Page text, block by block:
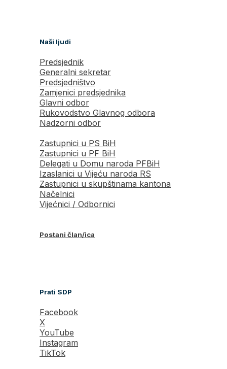
Naši ljudi
Predsjednik
Generalni sekretar
Predsjedništvo
Zamjenici predsjednika
Glavni odbor
Rukovodstvo Glavnog odbora
Nadzorni odbor
Zastupnici u PS BiH
Zastupnici u PF BiH
Delegati u Domu naroda PFBiH
Izaslanici u Vijeću naroda RS
Zastupnici u skupštinama kantona
Načelnici
Vijećnici / Odbornici
Postani član/ica
Prati SDP
Facebook
X
YouTube
Instagram
TikTok